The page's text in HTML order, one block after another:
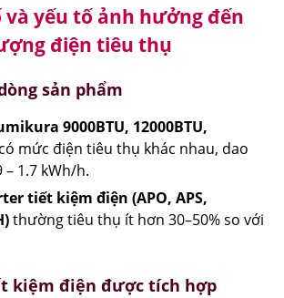
và yếu tố ảnh hưởng đến
điện tiêu thụ
sản phẩm
9000BTU, 12000BTU,
có mức điện tiêu thụ khác nhau, dao
1.7 kWh/h.
tiết kiệm điện (APO, APS,
thường tiêu thụ ít hơn 30–50% so với
kiệm điện được tích hợp